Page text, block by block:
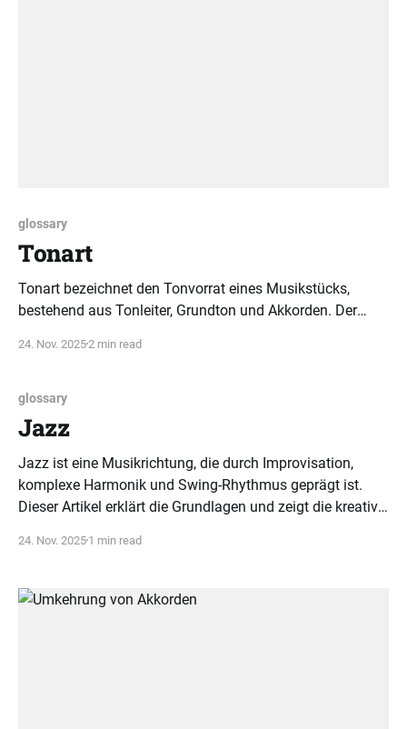
glossary
Tonart
Tonart bezeichnet den Tonvorrat eines Musikstücks,
bestehend aus Tonleiter, Grundton und Akkorden. Der
Vorzeichen hierarchisch ordnet.
24. Nov. 20252 min read
glossary
Jazz
Jazz ist eine Musikrichtung, die durch Improvisation,
komplexe Harmonik und Swing-Rhythmus geprägt ist.
Dieser Artikel erklärt die Grundlagen und zeigt die kreative
24. Nov. 2025 1 min read